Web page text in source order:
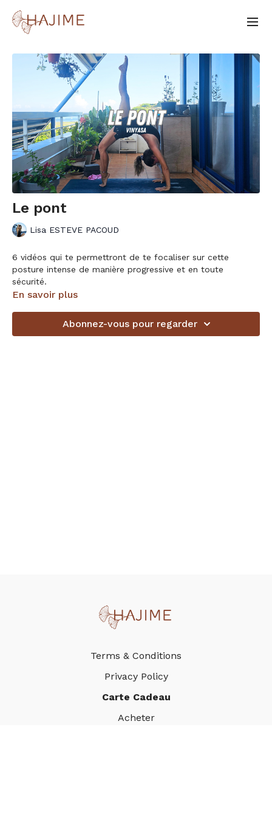
Le pont
Lisa ESTEVE PACOUD
6 vidéos qui te permettront de te focaliser sur cette
posture intense de manière progressive et en toute
sécurité.
En savoir plus
Abonnez-vous pour regarder
Terms & Conditions
Privacy Policy
Carte Cadeau
Acheter